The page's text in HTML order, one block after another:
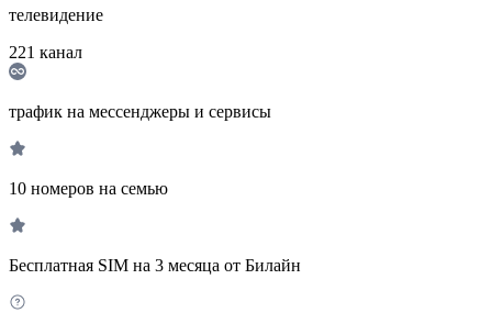
телевидение
221 канал
трафик на мессенджеры и сервисы
10 номеров на семью
Бесплатная SIM на 3 месяца от Билайн